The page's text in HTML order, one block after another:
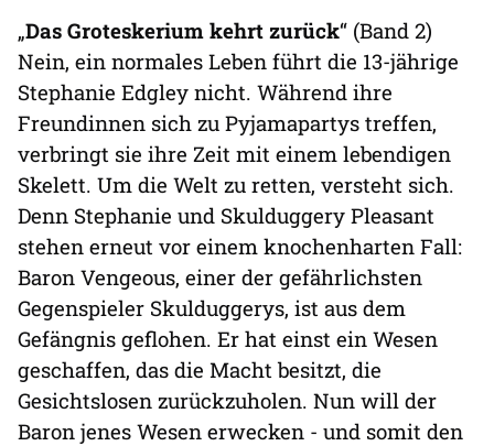
„Das Groteskerium kehrt zurück“ (Band 2)
Nein, ein normales Leben führt die 13-jährige
Stephanie Edgley nicht. Während ihre
Freundinnen sich zu Pyjamapartys treffen,
verbringt sie ihre Zeit mit einem lebendigen
Skelett. Um die Welt zu retten, versteht sich.
Denn Stephanie und Skulduggery Pleasant
stehen erneut vor einem knochenharten Fall:
Baron Vengeous, einer der gefährlichsten
Gegenspieler Skulduggerys, ist aus dem
Gefängnis geflohen. Er hat einst ein Wesen
geschaffen, das die Macht besitzt, die
Gesichtslosen zurückzuholen. Nun will der
Baron jenes Wesen erwecken - und somit den